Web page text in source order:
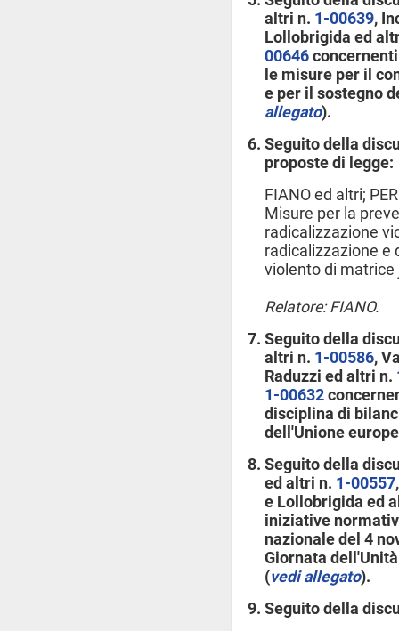
altri n. 1-00639,
Lollobrigida ed
00646
le misure per il
e per il sostegno
allegato).
Seguito della
proposte di legge:
FIANO ed altri;
Misure per la
radicalizzazione
radicalizzazione e
violento di
Relatore: FIANO.
Seguito della
altri n. 1-00586,
Raduzzi ed altri n.
1-00632
disciplina di
dell'Unione
Seguito della
ed altri n. 1-00557
e Lollobrigida ed
iniziative
nazionale del 4
Giornata
(vedi allegato).
Seguito della